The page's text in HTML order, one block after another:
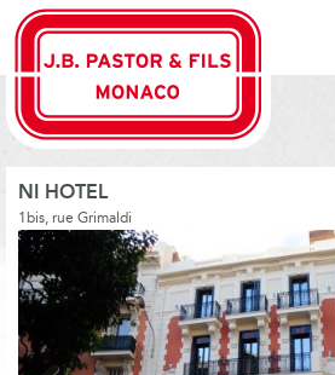
NI HOTEL
1bis, rue Grimaldi